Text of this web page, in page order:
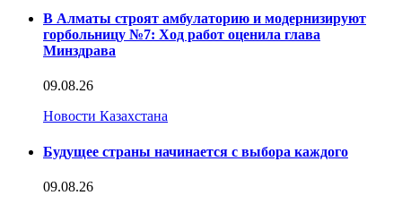
В Алматы строят амбулаторию и модернизируют
горбольницу №7: Ход работ оценила глава
Минздрава
09.08.26
Новости Казахстана
Будущее страны начинается с выбора каждого
09.08.26